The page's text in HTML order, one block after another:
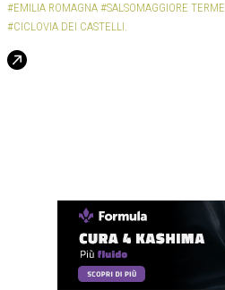
#EMILIA ROMAGNA #SALSOMAGGIORE TERME
#CICLOVIA DEI CASTELLI.